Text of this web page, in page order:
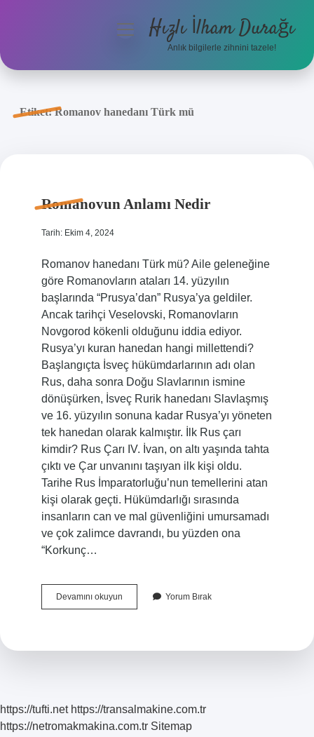
Anasayfa
menüyüHızlı İlham Durağı
Anlık bilgilerle zihnini tazele!
Etiket:Romanov hanedanı Türk mü
Romanovun Anlamı Nedir
Tarih: Ekim 4, 2024
Romanov hanedanı Türk mü? Aile geleneğine
göre Romanovların ataları 14. yüzyılın
başlarında “Prusya’dan” Rusya’ya geldiler.
Ancak tarihçi Veselovski, Romanovların
Novgorod kökenli olduğunu iddia ediyor.
Rusya’yı kuran hanedan hangi millettendi?
Başlangıçta İsveç hükümdarlarının adı olan
Rus, daha sonra Doğu Slavlarının ismine
dönüşürken, İsveç Rurik hanedanı Slavlaşmış
ve 16. yüzyılın sonuna kadar Rusya’yı yöneten
tek hanedan olarak kalmıştır. İlk Rus çarı
kimdir? Rus Çarı IV. İvan, on altı yaşında tahta
çıktı ve Çar unvanını taşıyan ilk kişi oldu.
Tarihe Rus İmparatorluğu’nun temellerini atan
kişi olarak geçti. Hükümdarlığı sırasında
insanların can ve mal güvenliğini umursamadı
ve çok zalimce davrandı, bu yüzden ona
“Korkunç…
Devamını okuyunRomanovun
Anlamı
Yorum Bırak
https://tufti.net https://transalmakine.com.tr
https://netromakmakina.com.tr Sitemap